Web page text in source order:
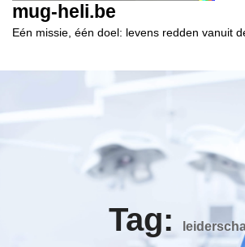
mug-heli.be
Eén missie, één doel: levens redden vanuit
Tag: